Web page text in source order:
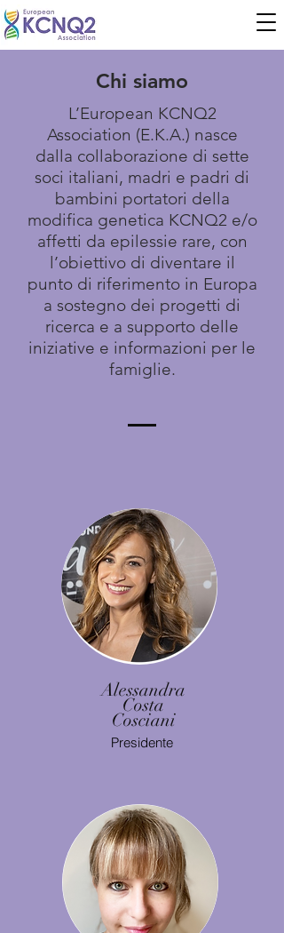
Chi siamo
L’European KCNQ2
Association (E.K.A.) nasce
dalla collaborazione di sette
soci italiani, madri e padri di
bambini portatori della
modifica genetica KCNQ2 e/o
affetti da epilessie rare, con
l’obiettivo di diventare il
punto di riferimento in Europa
a sostegno dei progetti di
ricerca e a supporto delle
iniziative e informazioni per le
famiglie.
Alessandra
Costa
Cosciani
Presidente